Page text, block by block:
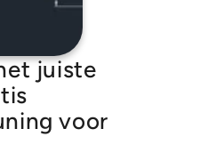
juiste
voor